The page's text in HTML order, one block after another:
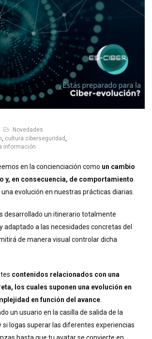
Novedades
, cultura ciberseguridad,
información
en la concienciación como un cambio
y, en consecuencia, de comportamiento
una evolución en nuestras prácticas diarias.
desarrollado un itinerario totalmente
y adaptado a las necesidades concretas del
de manera visual controlar dicha
contenidos relacionados con una
los cuales suponen una evolución en
en función del avance
un usuario en la casilla de salida de la
si logas superar las diferentes experiencias